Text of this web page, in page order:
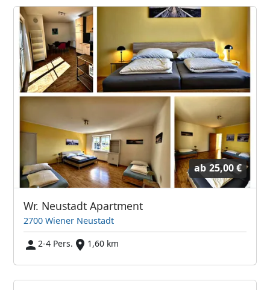
ab 25,00 €
Wr. Neustadt Apartment
2700 Wiener Neustadt
2-4 Pers.
1,60 km